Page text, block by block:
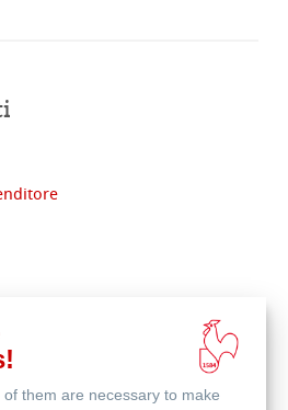
them are necessary to make